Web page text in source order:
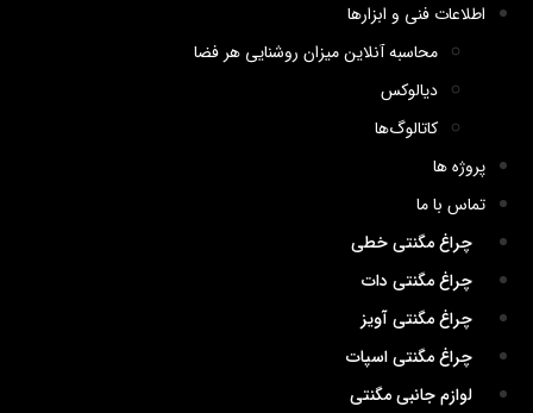
اطلاعات فنی و ابزارها
محاسبه آنلاین میزان روشنایی هر فضا
دیالوکس
کاتالوگ‌ها
پروژه ها
تماس با ما
چراغ مگنتی خطی
چراغ مگنتی دات
چراغ مگنتی آویز
چراغ مگنتی اسپات
لوازم جانبی مگنتی